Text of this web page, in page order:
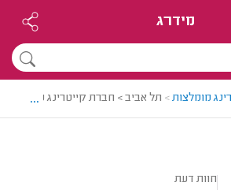
מידרג
מומלצות> תל אביב > חברת קייטרינג מומלצת
...
חוות דעת